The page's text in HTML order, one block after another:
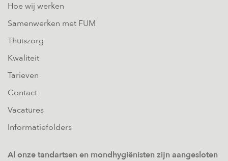
Hoe wij werken
Samenwerken met FUM
Thuiszorg
Kwaliteit
Tarieven
Contact
Vacatures
Informatiefolders
Al onze tandartsen en mondhygiënisten zijn aangesloten